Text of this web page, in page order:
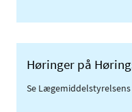
Høringer på
Se